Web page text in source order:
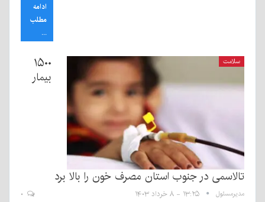
ادامه
مطلب
...
سلامت
۱۵۰۰
بیمار
تالاسمی در جنوب استان مصرف خون را بالا برد
مدیرمسئول ۱۳:۲۵ - ۸ خرداد ۱۴۰۳